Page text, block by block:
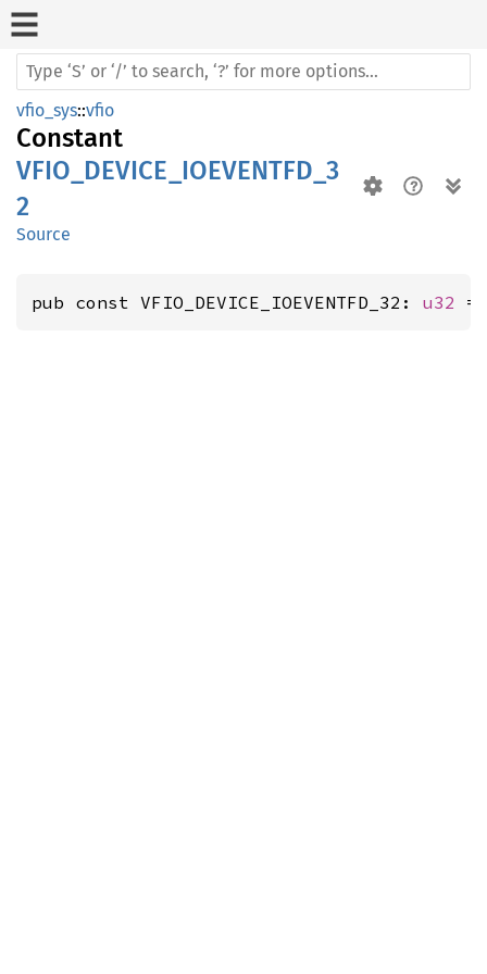
vfio_sys::vfio
Constant
VFIO_DEVICE_IOEVENTFD_3
2
Source
pub const VFIO_DEVICE_IOEVENTFD_32: u32 =